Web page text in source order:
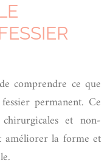
comprendre ce que
permanent. Ce
et non-
améliorer la forme et